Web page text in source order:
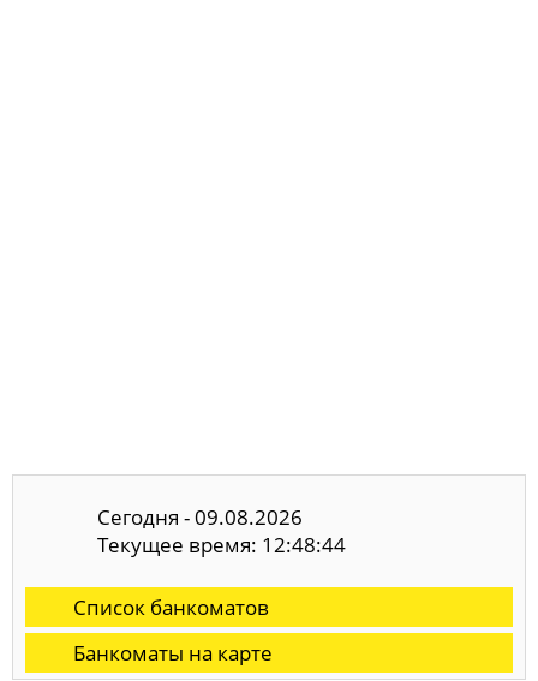
Сегодня - 09.08.2026
Текущее время: 12:48:44
Список банкоматов
Банкоматы на карте